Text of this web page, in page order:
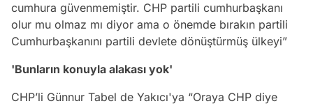
cumhura güvenmemiştir. CHP partili cumhurbaşkanı
olur mu olmaz mı diyor ama o önemde bırakın partili
Cumhurbaşkanını partili devlete dönüştürmüş ülkeyi”
'Bunların konuyla alakası yok'
CHP’li Günnur Tabel de Yakıcı'ya “Oraya CHP diye